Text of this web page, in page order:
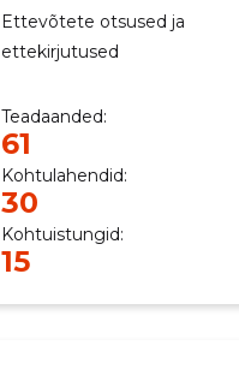
Ettevõtete otsused ja
ettekirjutused
Teadaanded:
61
Kohtulahendid:
30
Kohtuistungid:
15